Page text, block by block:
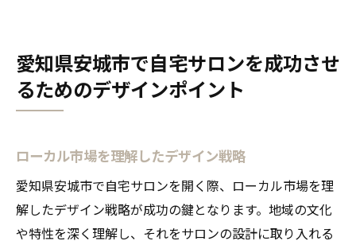
愛知県安城市で自宅サロンを成功させ
るためのデザインポイント
ローカル市場を理解したデザイン戦略
愛知県安城市で自宅サロンを開く際、ローカル市場を理
解したデザイン戦略が成功の鍵となります。地域の文化
や特性を深く理解し、それをサロンの設計に取り入れる